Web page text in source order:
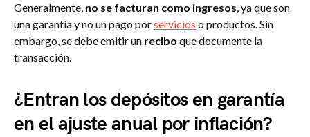
Generalmente, no se facturan como ingresos, ya que son
una garantía y no un pago porservicios o productos. Sin
embargo, se debe emitir un recibo que documente la
transacción.
¿Entran los depósitos en garantía
en el ajuste anual por inflación?